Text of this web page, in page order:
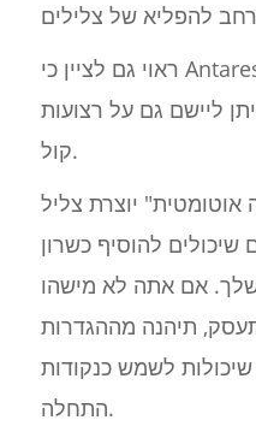
ראוי גם לציין כי Antares Auto-Tune Pro כולל
ליישם גם על רצועות
קול.
אוטומטית" יוצרת צליל
שיכולים להוסיף כשרון
שלך. אם אתה לא מישהו
תיהנה מההגדרות
לשמש כנקודות
התחלה.